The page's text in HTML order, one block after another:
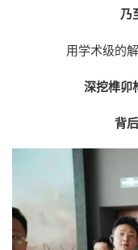
乃
用学术级的
深挖榫卯
背